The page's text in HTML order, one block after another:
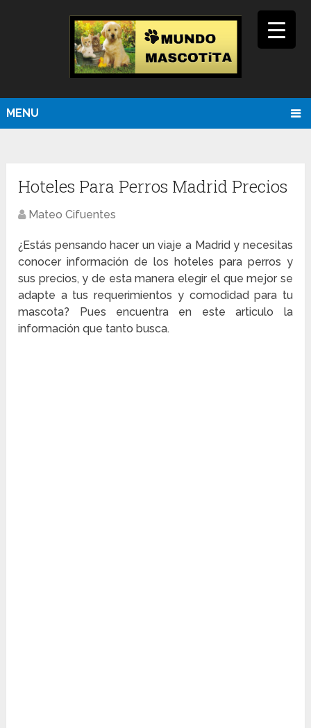
MENU
Hoteles Para Perros Madrid Precios
Mateo Cifuentes
¿Estás pensando hacer un viaje a Madrid y necesitas
conocer información de los hoteles para perros y
sus precios, y de esta manera elegir el que mejor se
adapte a tus requerimientos y comodidad para tu
mascota? Pues encuentra en este articulo la
información que tanto busca.